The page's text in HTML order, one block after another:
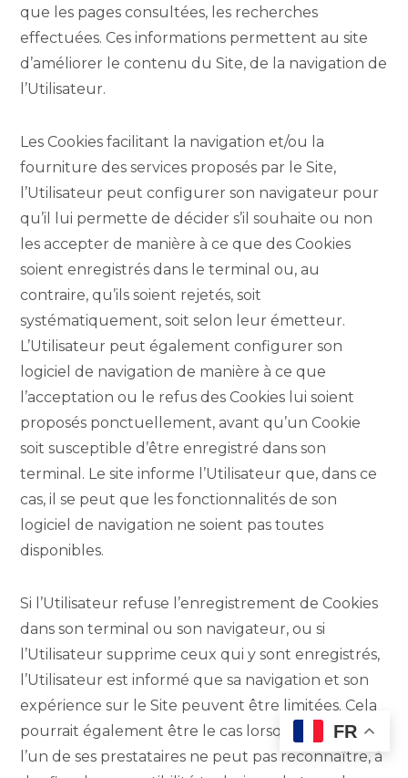
que les pages consultées, les recherches
effectuées. Ces informations permettent au site
d’améliorer le contenu du Site, de la navigation de
l’Utilisateur.
Les Cookies facilitant la navigation et/ou la
fourniture des services proposés par le Site,
l’Utilisateur peut configurer son navigateur pour
qu’il lui permette de décider s’il souhaite ou non
les accepter de manière à ce que des Cookies
soient enregistrés dans le terminal ou, au
contraire, qu’ils soient rejetés, soit
systématiquement, soit selon leur émetteur.
L’Utilisateur peut également configurer son
logiciel de navigation de manière à ce que
l’acceptation ou le refus des Cookies lui soient
proposés ponctuellement, avant qu’un Cookie
soit susceptible d’être enregistré dans son
terminal. Le site informe l’Utilisateur que, dans ce
cas, il se peut que les fonctionnalités de son
logiciel de navigation ne soient pas toutes
disponibles.
Si l’Utilisateur refuse l’enregistrement de Cookies
dans son terminal ou son navigateur, ou si
l’Utilisateur supprime ceux qui y sont enregistrés,
l’Utilisateur est informé que sa navigation et son
expérience sur le Site peuvent être limitées. Cela
pourrait également être le cas lorsque le site ou
l’un de ses prestataires ne peut pas reconnaître, à
FR